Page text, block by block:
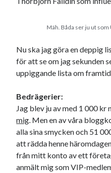
Mäh. Båda ser ju ut
Nu ska jag göra en deppig
för att se om jag sekunden
uppiggande lista om
Bedrägerier:
Jag blev ju av med 1 000 kr
mig . Men en av våra
alla sina smycken och 51
att rädda henne
från mitt konto av ett
anmält mig som VIP-